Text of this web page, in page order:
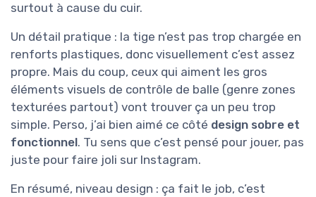
surtout à cause du cuir.
Un détail pratique : la tige n’est pas trop chargée en
renforts plastiques, donc visuellement c’est assez
propre. Mais du coup, ceux qui aiment les gros
éléments visuels de contrôle de balle (genre zones
texturées partout) vont trouver ça un peu trop
simple. Perso, j’ai bien aimé ce côté design sobre et
fonctionnel. Tu sens que c’est pensé pour jouer, pas
juste pour faire joli sur Instagram.
En résumé, niveau design : ça fait le job, c’est